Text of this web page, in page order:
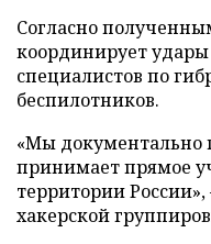
Согласно
координирует удары
специалистов по
беспилотников.
«Мы документально
принимает прямое
территории
хакерской